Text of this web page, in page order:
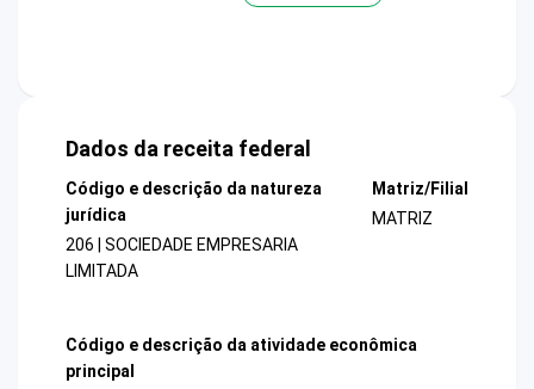
Dados da receita federal
Código e descrição da natureza
jurídica
206 | SOCIEDADE EMPRESARIA
LIMITADA
Matriz/Filial
MATRIZ
Código e descrição da atividade econômica
principal